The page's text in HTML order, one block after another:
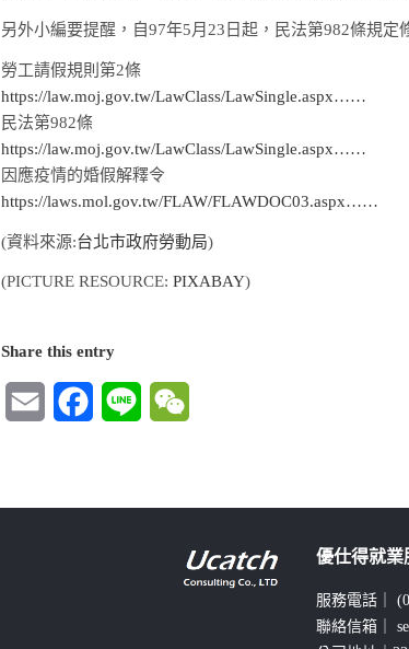
另外小編要提醒，自97年5月23日起，民法第982條規
勞工請假規則第2條
https://law.moj.gov.tw/LawClass/LawSingle.aspx……
民法第982條
https://law.moj.gov.tw/LawClass/LawSingle.aspx……
因應疫情的婚假解釋令
https://laws.mol.gov.tw/FLAW/FLAWDOC03.aspx……
(資料來源:台北市政府勞動局)
(PICTURE RESOURCE:PIXABAY)
Share this entry
Email FacebookLine
優仕得就業
服務電話｜
聯絡信箱｜